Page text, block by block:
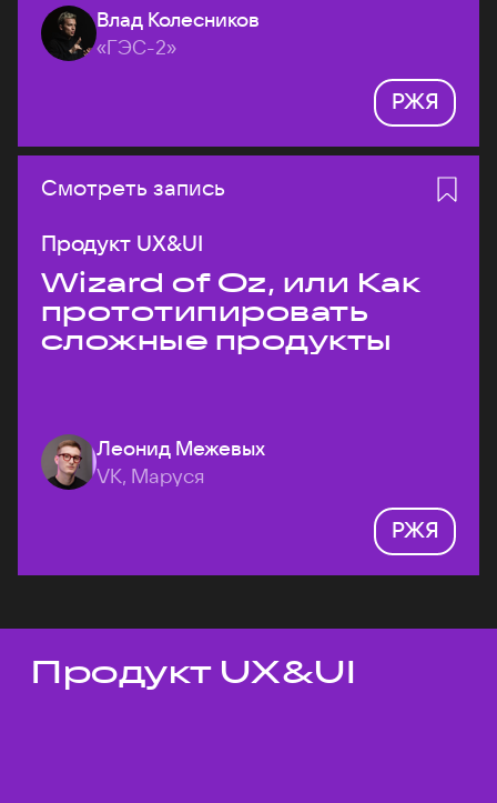
Влад Колесников
«ГЭС-2»
РЖЯ
Смотреть запись
Продукт UX&UI
Wizard of Oz, или Как
прототипировать
сложные продукты
Леонид Межевых
VK, Маруся
РЖЯ
Темы докладов
Продукт UX&UI